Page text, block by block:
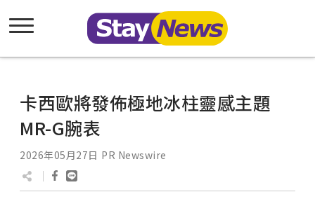
卡西歐將發佈極地冰柱靈感主題
MR-G腕表
2026年05月27日 PR Newswire